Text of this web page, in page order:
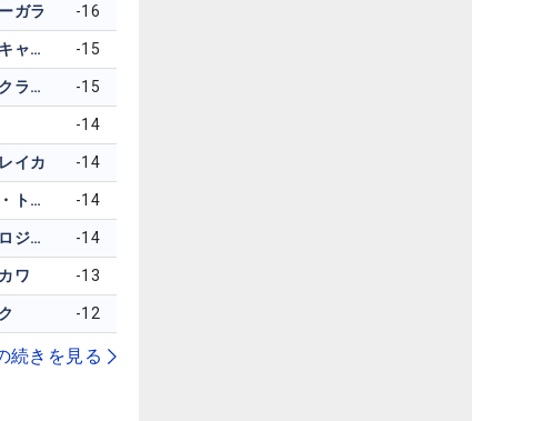
ガラ -16
パトリック・キャントレー -15
ウィンダム・クラーク -15
-14
イカ -14
ジャスティン・トーマス -14
パトリック・ロジャース -14
ワ -13
-12
続きを見る